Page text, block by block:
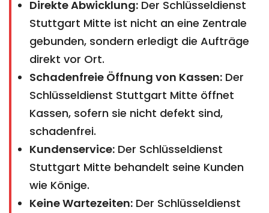
Direkte Abwicklung: Der Schlüsseldienst
Stuttgart Mitte ist nicht an eine Zentrale
gebunden, sondern erledigt die Aufträge
direkt vor Ort.
Schadenfreie Öffnung von Kassen: Der
Schlüsseldienst Stuttgart Mitte öffnet
Kassen, sofern sie nicht defekt sind,
schadenfrei.
Kundenservice: Der Schlüsseldienst
Stuttgart Mitte behandelt seine Kunden
wie Könige.
Keine Wartezeiten: Der Schlüsseldienst